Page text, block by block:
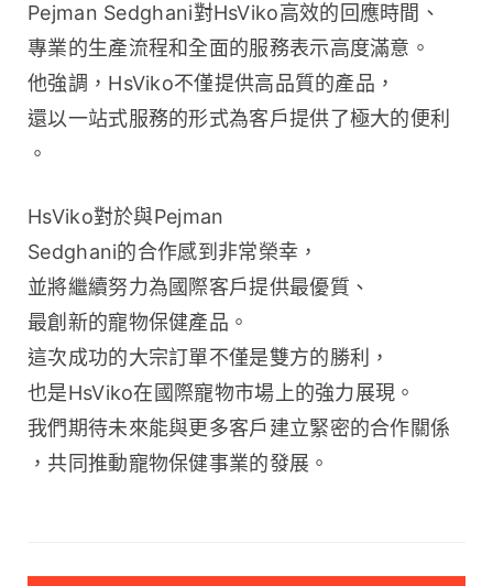
Pejman Sedghani對HsViko高效的回應時間、
專業的生產流程和全面的服務表示高度滿意。
他強調，HsViko不僅提供高品質的產品，
還以一站式服務的形式為客戶提供了極大的便利
。
HsViko對於與Pejman
Sedghani的合作感到非常榮幸，
並將繼續努力為國際客戶提供最優質、
最創新的寵物保健產品。
這次成功的大宗訂單不僅是雙方的勝利，
也是HsViko在國際寵物市場上的強力展現。
我們期待未來能與更多客戶建立緊密的合作關係
，共同推動寵物保健事業的發展。